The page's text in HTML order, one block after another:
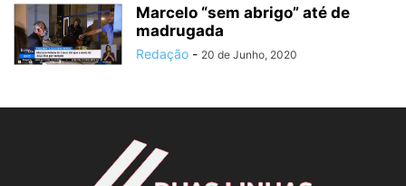
Marcelo “sem abrigo” até de
madrugada
Redação - 20 de Junho, 2020